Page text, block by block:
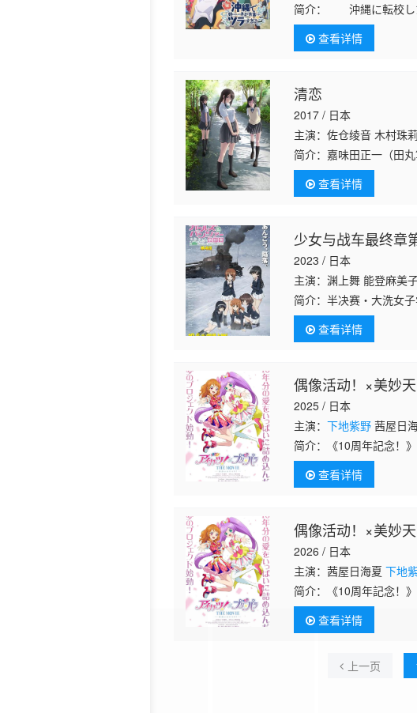
简介：
沖縄に転校し
れで夢の高校生活が始
い！！ そんな彼女の
查看详情
清恋
2017 / 日本
主演：佐仓绫音 木村珠
简介： 嘉味田正一（田
陷入脑洞大开的幻想之
未来产生了无限的
查看详情
少女与战车最终章
2023 / 日本
主演：渊上舞 能登麻美
简介：半决赛・大洗女
队这张王牌，陷入前所
森峰女查看详情
偶像活动！×美妙
2025 / 日本
主演：下地紫野 茜屋日
简介：
查看详情
偶像活动！×美妙
2026 / 日本
主演：茜屋日海夏下地
简介：
《10周年記念！
う”をいっぱいに詰め込
查看详情
上一页